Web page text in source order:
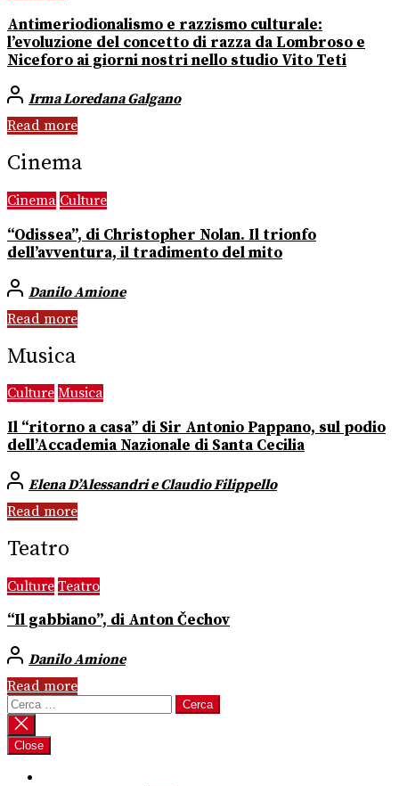
Antimeriodionalismo e razzismo culturale:
l’evoluzione del concetto di razza da Lombroso e
Niceforo ai giorni nostri nello studio Vito Teti
Irma Loredana Galgano
Read more
Cinema
Cinema Culture
“Odissea”, di Christopher Nolan. Il trionfo
dell’avventura, il tradimento del mito
Danilo Amione
Read more
Musica
Culture Musica
Il “ritorno a casa” di Sir Antonio Pappano, sul podio
dell’Accademia Nazionale di Santa Cecilia
Elena D’Alessandri e Claudio Filippello
Read more
Teatro
Culture Teatro
“Il gabbiano”, di Anton Čechov
Danilo Amione
Read more
Ricerca
per:
Close